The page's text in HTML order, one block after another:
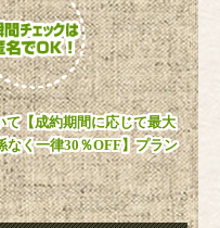
て【成約期間に応じて最大
なく一律30％OFF】プラン